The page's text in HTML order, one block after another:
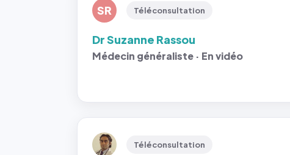
SR Téléconsultation
Dr Suzanne Rassou
Médecin généraliste · En vidéo
Téléconsultation